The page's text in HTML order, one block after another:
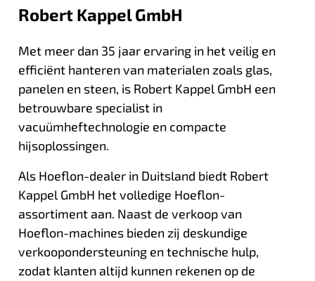
Robert Kappel GmbH
Met meer dan 35 jaar ervaring in het veilig en
efficiënt hanteren van materialen zoals glas,
panelen en steen, is Robert Kappel GmbH een
betrouwbare specialist in
vacuümheftechnologie en compacte
hijsoplossingen.
Als Hoeflon-dealer in Duitsland biedt Robert
Kappel GmbH het volledige Hoeflon-
assortiment aan. Naast de verkoop van
Hoeflon-machines bieden zij deskundige
verkoopondersteuning en technische hulp,
zodat klanten altijd kunnen rekenen op de